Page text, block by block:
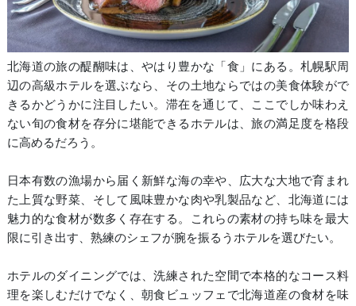
北海道の旅の醍醐味は、やはり豊かな「食」にある。札幌駅周
辺の高級ホテルを選ぶなら、その土地ならではの美食体験がで
きるかどうかに注目したい。滞在を通じて、ここでしか味わえ
ない旬の食材を存分に堪能できるホテルは、旅の満足度を格段
に高めるだろう。
日本有数の漁場から届く新鮮な海の幸や、広大な大地で育まれ
た上質な野菜、そして風味豊かな肉や乳製品など、北海道には
魅力的な食材が数多く存在する。これらの素材の持ち味を最大
限に引き出す、熟練のシェフが腕を振るうホテルを選びたい。
ホテルのダイニングでは、洗練された空間で本格的なコース料
理を楽しむだけでなく、朝食ビュッフェで北海道産の食材を味